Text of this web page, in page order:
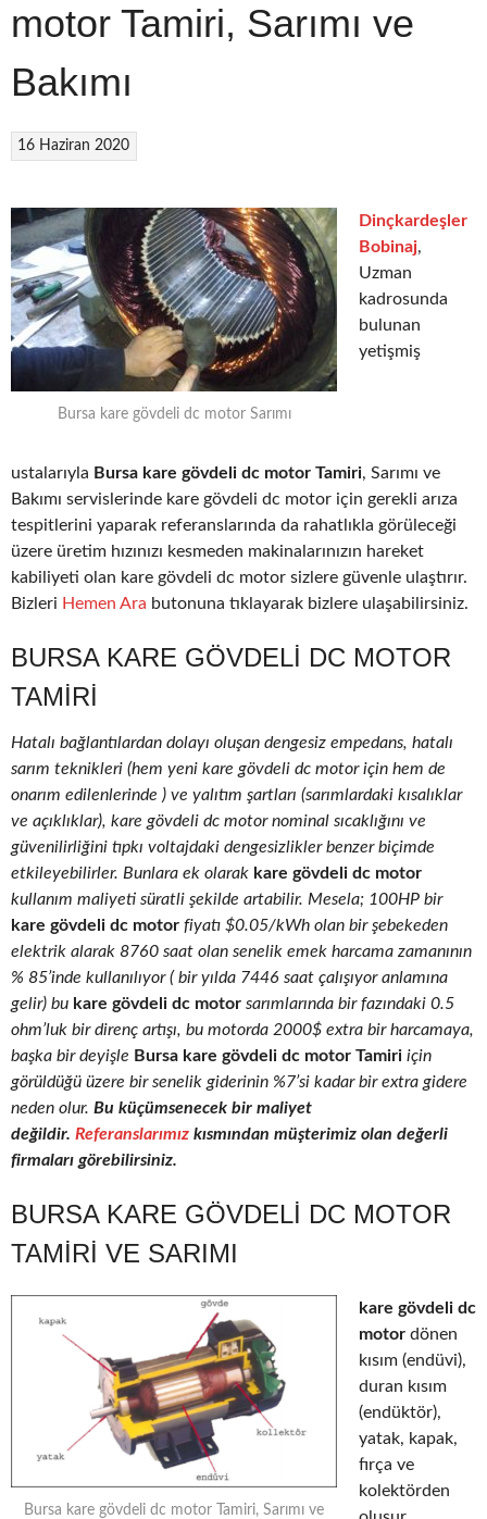
motor Tamiri, Sarımı ve
Bakımı
16 Haziran 2020
Bursa kare gövdeli dc motor Sarımı
Dinçkardeşler
Bobinaj,
Uzman
kadrosunda
bulunan
yetişmiş
ustalarıyla Bursa kare gövdeli dc motor Tamiri, Sarımı ve
Bakımı servislerinde kare gövdeli dc motor için gerekli arıza
tespitlerini yaparak referanslarında da rahatlıkla görüleceği
üzere üretim hızınızı kesmeden makinalarınızın hareket
kabiliyeti olan kare gövdeli dc motor sizlere güvenle ulaştırır.
Bizleri Hemen Ara butonuna tıklayarak bizlere ulaşabilirsiniz.
BURSA KARE GÖVDELI DC MOTOR
TAMIRI
Hatalı bağlantılardan dolayı oluşan dengesiz empedans, hatalı
sarım teknikleri (hem yeni kare gövdeli dc motor için hem de
onarım edilenlerinde ) ve yalıtım şartları (sarımlardaki kısalıklar
ve açıklıklar), kare gövdeli dc motor nominal sıcaklığını ve
güvenilirliğini tıpkı voltajdaki dengesizlikler benzer biçimde
etkileyebilirler. Bunlara ek olarak kare gövdeli dc motor
kullanım maliyeti süratli şekilde artabilir. Mesela; 100HP bir
kare gövdeli dc motor fiyatı $0.05/kWh olan bir şebekeden
elektrik alarak 8760 saat olan senelik emek harcama zamanının
% 85’inde kullanılıyor ( bir yılda 7446 saat çalışıyor anlamına
gelir) bu kare gövdeli dc motor sarımlarında bir fazındaki 0.5
ohm’luk bir direnç artışı, bu motorda 2000$ extra bir harcamaya,
başka bir deyişle Bursa kare gövdeli dc motor Tamiri için
görüldüğü üzere bir senelik giderinin %7’si kadar bir extra gidere
neden olur. Bu küçümsenecek bir maliyet
değildir. Referanslarımız kısmından müşterimiz olan değerli
firmaları görebilirsiniz.
BURSA KARE GÖVDELI DC MOTOR
TAMIRI VE SARIMI
Bursa kare gövdeli dc motor Tamiri, Sarımı ve
kare gövdeli dc
motor dönen
kısım (endüvi),
duran kısım
(endüktör),
yatak, kapak,
fırça ve
kolektörden